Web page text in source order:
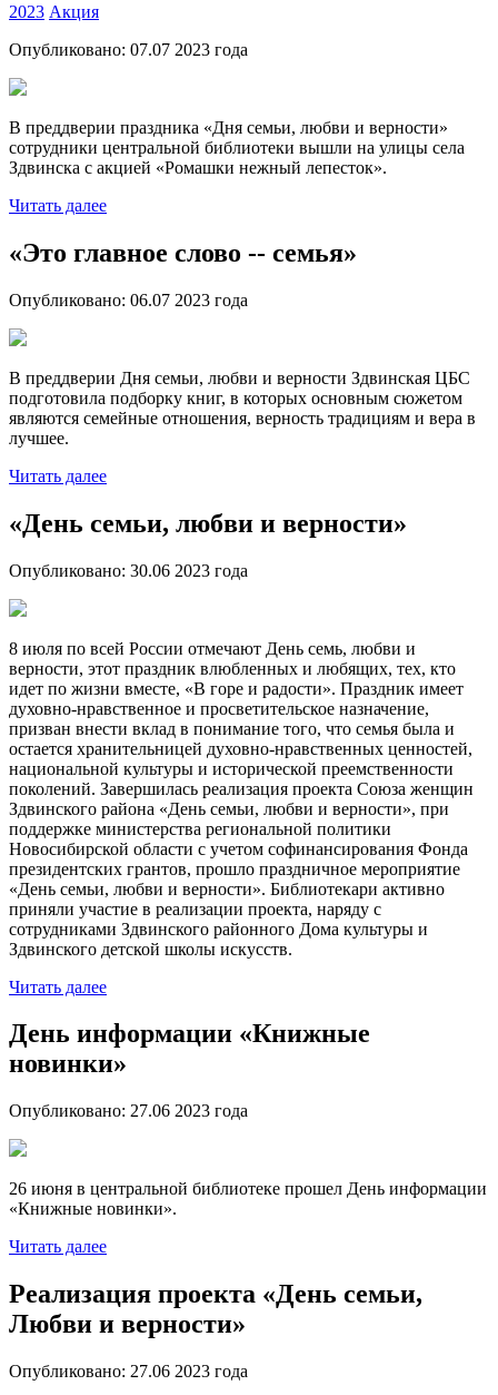
2023 Акция
Опубликовано: 07.07 2023 года
В преддверии праздника «Дня семьи, любви и верности»
сотрудники центральной библиотеки вышли на улицы села
Здвинска с акцией «Ромашки нежный лепесток».
Читать далее
«Это главное слово -- семья»
Опубликовано: 06.07 2023 года
В преддверии Дня семьи, любви и верности Здвинская ЦБС
подготовила подборку книг, в которых основным сюжетом
являются семейные отношения, верность традициям и вера в
лучшее.
Читать далее
«День семьи, любви и верности»
Опубликовано: 30.06 2023 года
8 июля по всей России отмечают День семь, любви и
верности, этот праздник влюбленных и любящих, тех, кто
идет по жизни вместе, «В горе и радости». Праздник имеет
духовно-нравственное и просветительское назначение,
призван внести вклад в понимание того, что семья была и
остается хранительницей духовно-нравственных ценностей,
национальной культуры и исторической преемственности
поколений. Завершилась реализация проекта Союза женщин
Здвинского района «День семьи, любви и верности», при
поддержке министерства региональной политики
Новосибирской области с учетом софинансирования Фонда
президентских грантов, прошло праздничное мероприятие
«День семьи, любви и верности». Библиотекари активно
приняли участие в реализации проекта, наряду с
сотрудниками Здвинского районного Дома культуры и
Здвинского детской школы искусств.
Читать далее
День информации «Книжные
новинки»
Опубликовано: 27.06 2023 года
26 июня в центральной библиотеке прошел День информации
«Книжные новинки».
Читать далее
Реализация проекта «День семьи,
Любви и верности»
Опубликовано: 27.06 2023 года